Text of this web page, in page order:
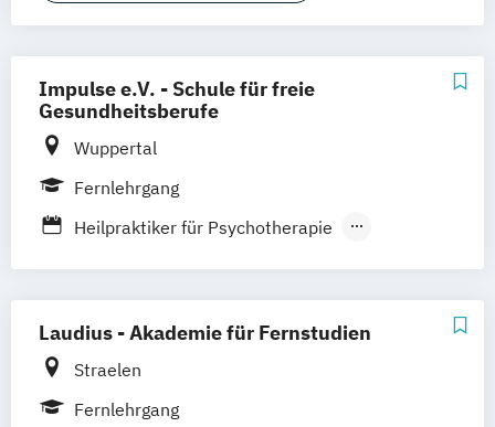
Brettin (Potsdam Magdeburg) Duisburg
Fürstenzell (Passau)
Hamburg Bahrenfeld
Hamburg Poppenbüttel
Filderstadt (Stuttgart)
Aschaffenburg
Fernstudium
Impulse e.V. - Schule für freie
Gesundheitsberufe
Wuppertal
Fernlehrgang
Heilpraktiker für Psychotherapie
Laudius - Akademie für Fernstudien
Straelen
Fernlehrgang